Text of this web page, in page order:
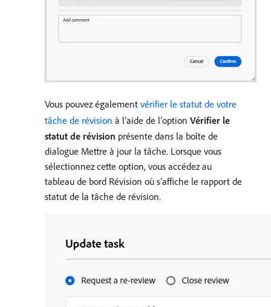
Vous pouvez également vérifier le statut de votre
tâche de révision à l’aide de l’option Vérifier le
statut de révision présente dans la boîte de
dialogue Mettre à jour la tâche. Lorsque vous
sélectionnez cette option, vous accédez au
tableau de bord Révision où s’affiche le rapport de
statut de la tâche de révision.